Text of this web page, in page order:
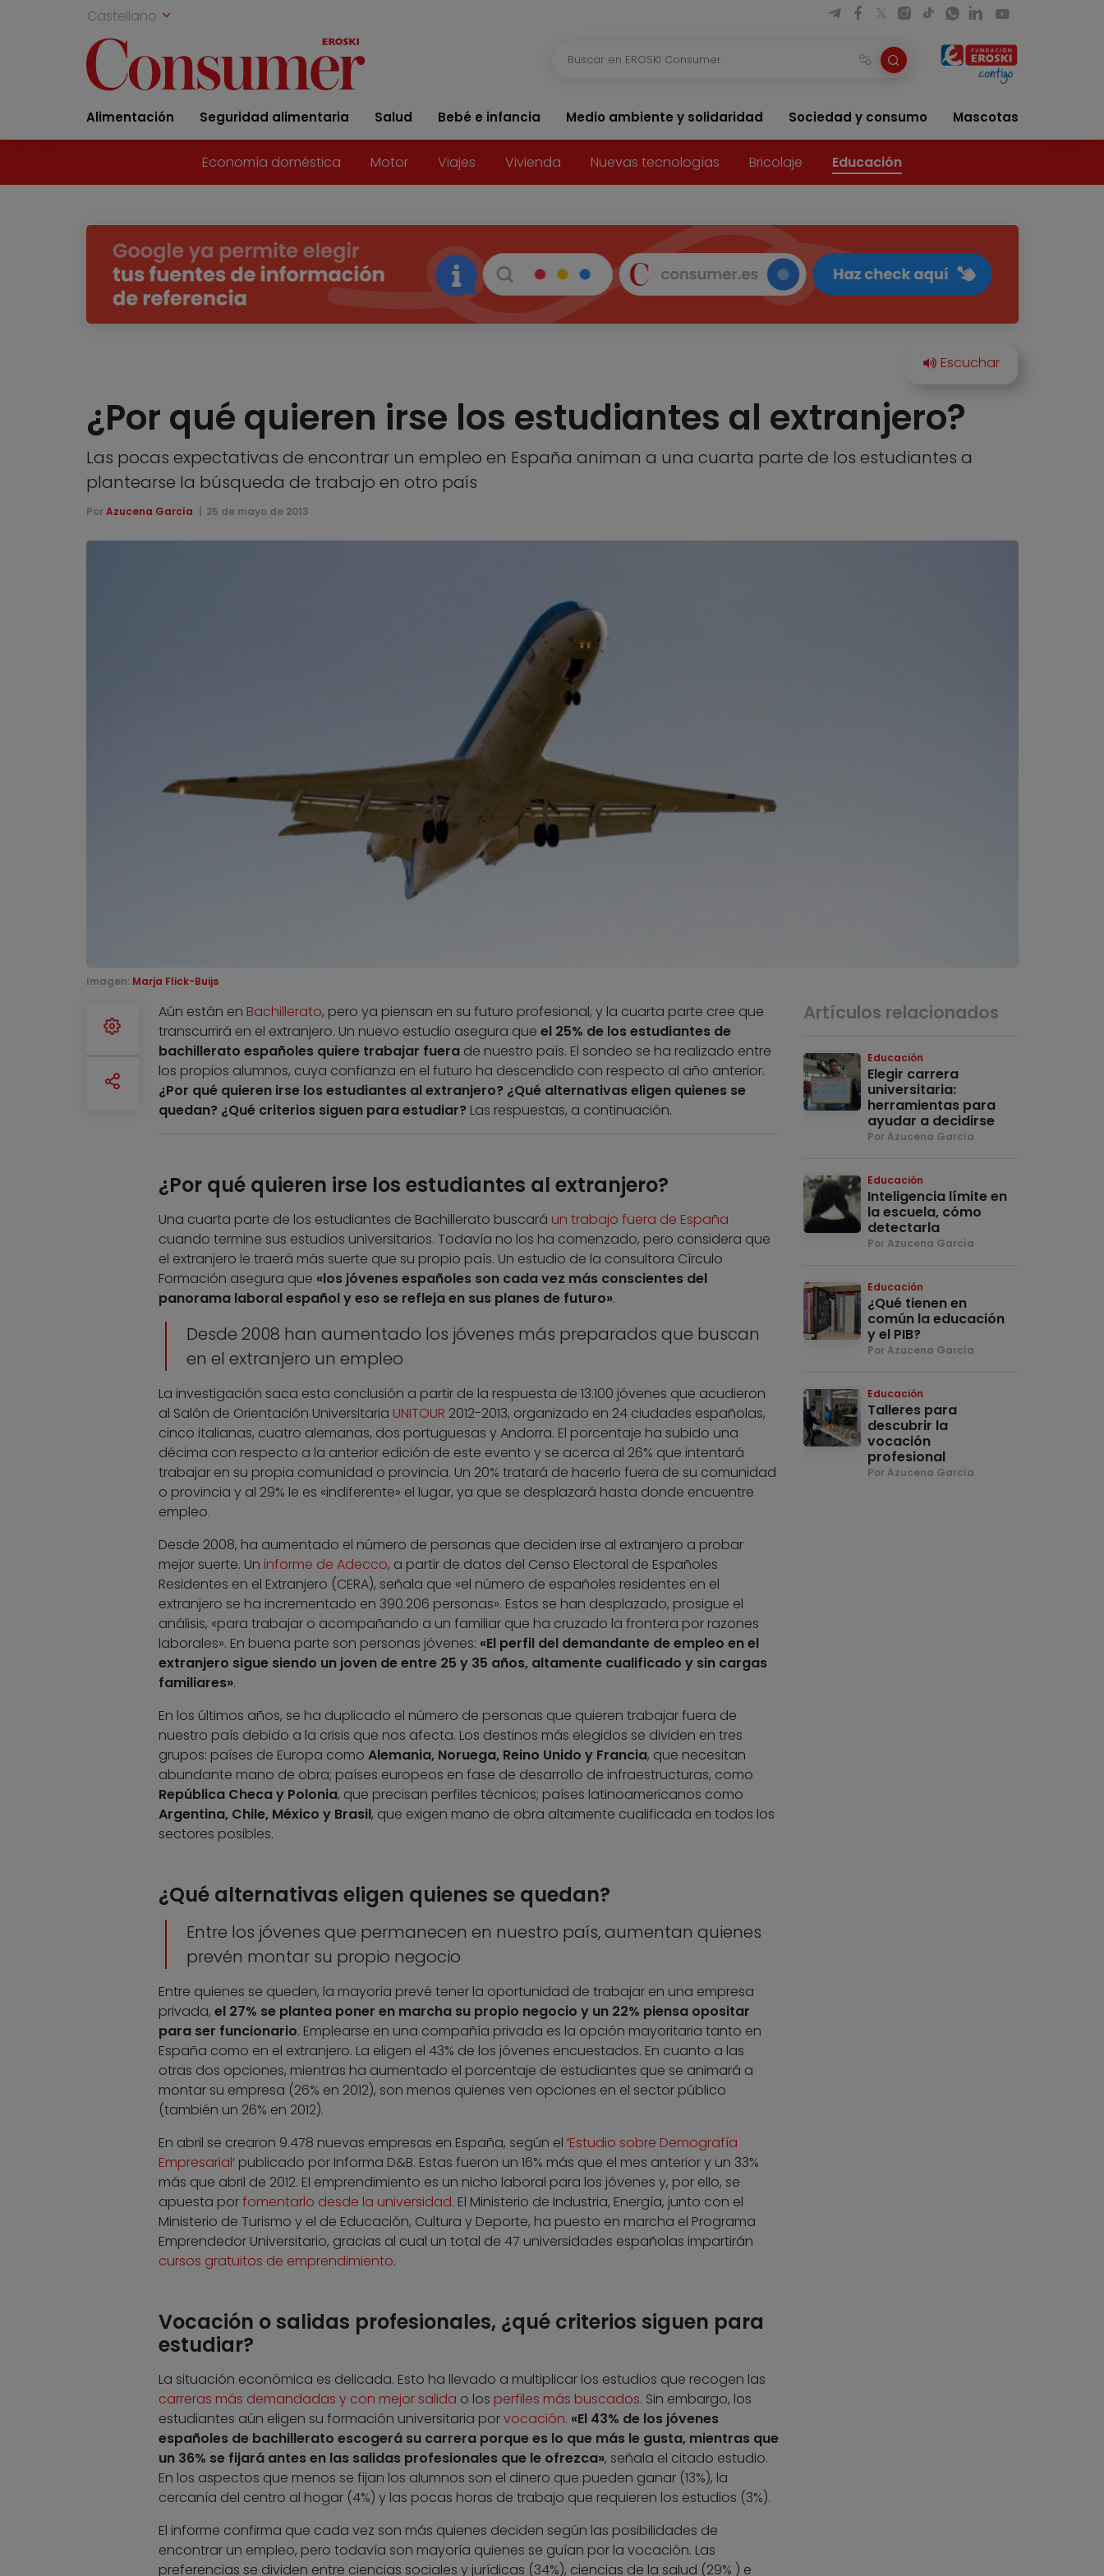
Castellano
Alimentación Seguridad alimentaria Salud Bebé e infancia Medio ambiente y solidaridad Sociedad y consumo Mascotas
Economía doméstica Motor Viajes Vivienda Nuevas tecnologías Bricolaje Educación
¿Por qué quieren irse los estudiantes al extranjero?
Las pocas expectativas de encontrar un empleo en España animan a una cuarta parte de los estudiantes a
plantearse la búsqueda de trabajo en otro país
Por Azucena García 25 de mayo de 2013
Imagen: Marja Flick-Buijs
Aún están en Bachillerato, pero ya piensan en su futuro profesional, y la cuarta parte cree que
transcurrirá en el extranjero. Un nuevo estudio asegura que el 25% de los estudiantes de
bachillerato españoles quiere trabajar fuerade nuestro país. El sondeo se ha realizado entre
los propios alumnos, cuya confianza en el futuro ha descendido con respecto al año anterior.
¿Por qué quieren irse los estudiantes al extranjero? ¿Qué alternativas eligen quienes se
quedan? ¿Qué criterios siguen para estudiar? Las respuestas, a continuación.
¿Por qué quieren irse los estudiantes al extranjero?
Una cuarta parte de los estudiantes de Bachillerato buscará un trabajo fuera de España
cuando termine sus estudios universitarios. Todavía no los ha comenzado, pero considera que
el extranjero le traerá más suerte que su propio país. Un estudio de la consultora Círculo
Formación asegura que «los jóvenes españoles son cada vez más conscientes del
panorama laboral español y eso se refleja en sus planes de futuro».
Desde 2008 han aumentado los jóvenes más preparados que buscan
en el extranjero un empleo
La investigación saca esta conclusión a partir de la respuesta de 13.100 jóvenes que acudieron
al Salón de Orientación Universitaria UNITOUR 2012-2013, organizado en 24 ciudades españolas,
cinco italianas, cuatro alemanas, dos portuguesas y Andorra. El porcentaje ha subido una
décima con respecto a la anterior edición de este evento y se acerca al 26% que intentará
trabajar en su propia comunidad o provincia. Un 20% tratará de hacerlo fuera de su comunidad
o provincia y al 29% le es «indiferente» el lugar, ya que se desplazará hasta donde encuentre
empleo.
Desde 2008, ha aumentado el número de personas que deciden irse al extranjero a probar
mejor suerte. Un informe de Adecco, a partir de datos del Censo Electoral de Españoles
Residentes en el Extranjero (CERA), señala que «el número de españoles residentes en el
extranjero se ha incrementado en 390.206 personas». Estos se han desplazado, prosigue el
análisis, «para trabajar o acompañando a un familiar que ha cruzado la frontera por razones
laborales». En buena parte son personas jóvenes: «El perfil del demandante de empleo en el
extranjero sigue siendo un joven de entre 25 y 35 años, altamente cualificado y sin cargas
familiares».
En los últimos años, se ha duplicado el número de personas que quieren trabajar fuera de
nuestro país debido a la crisis que nos afecta. Los destinos más elegidos se dividen en tres
grupos: países de Europa como Alemania, Noruega, Reino Unido y Francia, que necesitan
abundante mano de obra; países europeos en fase de desarrollo de infraestructuras, como
República Checa y Polonia, que precisan perfiles técnicos; países latinoamericanos como
Argentina, Chile, México y Brasil, que exigen mano de obra altamente cualificada en todos los
sectores posibles.
¿Qué alternativas eligen quienes se quedan?
Entre los jóvenes que permanecen en nuestro país, aumentan quienes
prevén montar su propio negocio
Entre quienes se queden, la mayoría prevé tener la oportunidad de trabajar en una empresa
privada, el 27% se plantea poner en marcha su propio negocio y un 22% piensa opositar
para ser funcionario. Emplearse en una compañía privada es la opción mayoritaria tanto en
España como en el extranjero. La eligen el 43% de los jóvenes encuestados. En cuanto a las
otras dos opciones, mientras ha aumentado el porcentaje de estudiantes que se animará a
montar su empresa (26% en 2012), son menos quienes ven opciones en el sector público
(también un 26% en 2012).
En abril se crearon 9.478 nuevas empresas en España, según el ‘Estudio sobre Demografía
Empresarial‘ publicado por Informa D&B. Estas fueron un 16% más que el mes anterior y un 33%
más que abril de 2012. El emprendimiento es un nicho laboral para los jóvenes y, por ello, se
apuesta porfomentarlo desde la universidad. El Ministerio de Industria, Energía, junto con el
Ministerio de Turismo y el de Educación, Cultura y Deporte, ha puesto en marcha el Programa
Emprendedor Universitario, gracias al cual un total de 47 universidades españolas impartirán
cursos gratuitos de emprendimiento.
Vocación o salidas profesionales, ¿qué criterios siguen para
estudiar?
La situación económica es delicada. Esto ha llevado a multiplicar los estudios que recogen las
carreras más demandadas y con mejor salida o los perfiles más buscados. Sin embargo, los
estudiantes aún eligen su formación universitaria porvocación. «El 43% de los jóvenes
españoles de bachillerato escogerá su carrera porque es lo que más le gusta, mientras que
un 36% se fijará antes en las salidas profesionales que le ofrezca», señala el citado estudio.
En los aspectos que menos se fijan los alumnos son el dinero que pueden ganar (13%), la
cercanía del centro al hogar (4%) y las pocas horas de trabajo que requieren los estudios (3%).
El informe confirma que cada vez son más quienes deciden según las posibilidades de
encontrar un empleo, pero todavía son mayoría quienes se guían por la vocación. Las
preferencias se dividen entre ciencias sociales y jurídicas (34%), ciencias de la salud (29% ) e
Artículos relacionados
Educación
Elegir carrera
universitaria:
herramientas para
ayudar a decidirse
Por Azucena García
Educación
Inteligencia límite en
la escuela, cómo
detectarla
Por Azucena García
Educación
¿Qué tienen en
común la educación
y el PIB?
Por Azucena García
Educación
Talleres para
descubrir la
vocación
profesional
Por Azucena García